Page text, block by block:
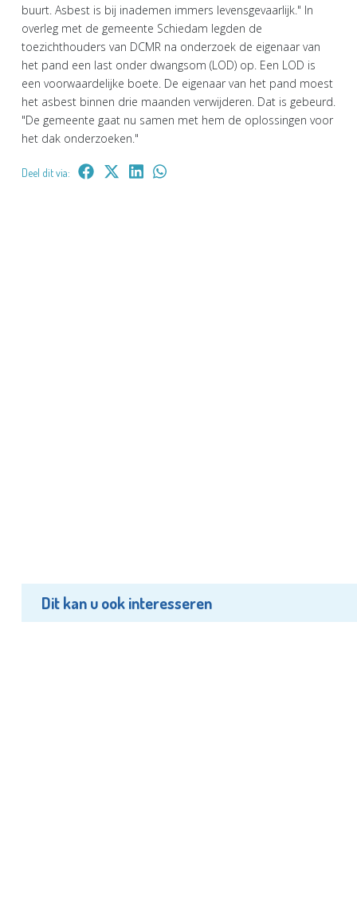
buurt. Asbest is bij inademen immers levensgevaarlijk." In
overleg met de gemeente Schiedam legden de
toezichthouders van DCMR na onderzoek de eigenaar van
het pand een last onder dwangsom (LOD) op. Een LOD is
een voorwaardelijke boete. De eigenaar van het pand moest
het asbest binnen drie maanden verwijderen. Dat is gebeurd.
"De gemeente gaat nu samen met hem de oplossingen voor
het dak onderzoeken."
Deel dit via:
Dit kan u ook interesseren